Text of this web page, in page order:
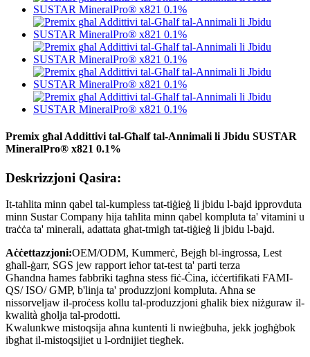
Premix għal Addittivi tal-Għalf tal-Annimali li Jbidu SUSTAR
MineralPro® x821 0.1%
Deskrizzjoni Qasira:
It-taħlita minn qabel tal-kumpless tat-tiġieġ li jbidu l-bajd ipprovduta
minn Sustar Company hija taħlita minn qabel kompluta ta' vitamini u
traċċa ta' minerali, adattata għat-tmigħ tat-tiġieġ li jbidu l-bajd.
Aċċettazzjoni:OEM/ODM, Kummerċ, Bejgħ bl-ingrossa, Lest
għall-ġarr, SGS jew rapport ieħor tat-test ta' parti terza
Għandna ħames fabbriki tagħna stess fiċ-Ċina, iċċertifikati FAMI-
QS/ ISO/ GMP, b'linja ta' produzzjoni kompluta. Aħna se
nissorveljaw il-proċess kollu tal-produzzjoni għalik biex niżguraw il-
kwalità għolja tal-prodotti.
Kwalunkwe mistoqsija aħna kuntenti li nwieġbuha, jekk jogħġbok
ibgħat il-mistoqsijiet u l-ordnijiet tiegħek.